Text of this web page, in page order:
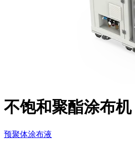
不饱和聚酯涂布机
预聚体涂布液